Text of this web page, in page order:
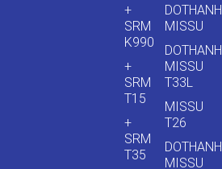
+
SRM
K990
+
SRM
T15
+
SRM
T35
DOTHANH
MISSU
DOTHANH
MISSU
T33L
MISSU
T26
DOTHANH
MISSU